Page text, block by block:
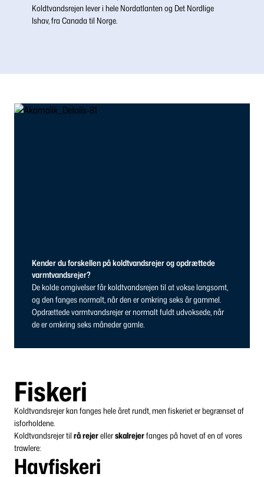
Koldtvandsrejen lever i hele Nordatlanten og Det Nordlige
Ishav, fra Canada til Norge.
Kender du forskellen på koldtvandsrejer og opdrættede
varmtvandsrejer?
De kolde omgivelser får koldtvandsrejen til at vokse langsomt,
og den fanges normalt, når den er omkring seks år gammel.
Opdrættede varmtvandsrejer er normalt fuldt udvoksede, når
de er omkring seks måneder gamle.
Fiskeri
Koldtvandsrejer kan fanges hele året rundt, men fiskeriet er begrænset af
isforholdene.
Koldtvandsrejer til rå rejerellerskalrejerfanges på havet af en af vores
trawlere:
Havfiskeri